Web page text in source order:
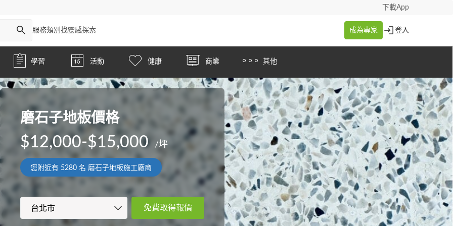
下載App
服務類別 找靈感探索 成為專家 登入
學習 活動 健康 商業 其他
磨石子地板價格
$12,000-$15,000 /坪
您附近有 5280名 磨石子地板施工廠商
免費取得報價